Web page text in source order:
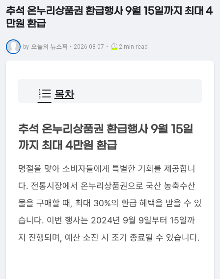
추석 온누리상품권 환급행사 9월 15일까지 최대 4
만원 환급
by 오늘의 뉴스픽 • 2026-08-07 • 2 min read
목차
추석 온누리상품권 환급행사 9월 15일
까지 최대 4만원 환급
명절을 맞아 소비자들에게 특별한 기회를 제공합니
다. 전통시장에서 온누리상품권으로 국산 농축수산
물을 구매할 때, 최대 30%의 환급 혜택을 받을 수 있
습니다. 이번 행사는 2024년 9월 9일부터 15일까
지 진행되며, 예산 소진 시 조기 종료될 수 있습니다.